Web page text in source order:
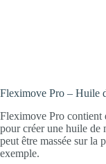
Fleximove Pro – Huile
Fleximove Pro contient
pour créer une huile de
peut être massée sur la
exemple.